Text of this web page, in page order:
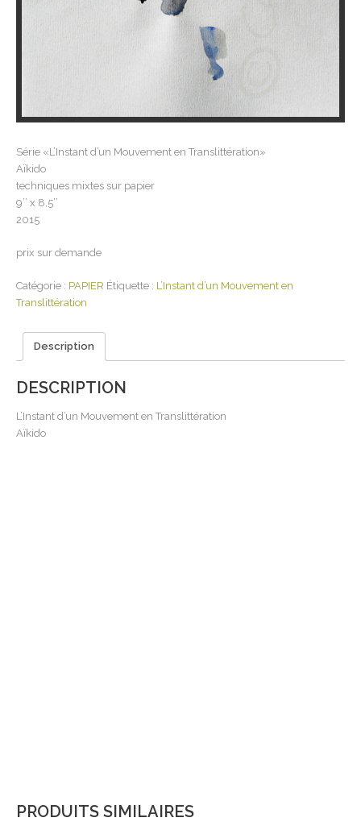
Série «L’Instant d’un Mouvement en Translittération»
Aïkido
techniques mixtes sur papier
9’’ x 8,5’’
2015
prix sur demande
Catégorie : PAPIER Étiquette : L’Instant d’un Mouvement en
Translittération
Description
DESCRIPTION
L’Instant d’un Mouvement en Translittération
Aïkido
PRODUITS SIMILAIRES